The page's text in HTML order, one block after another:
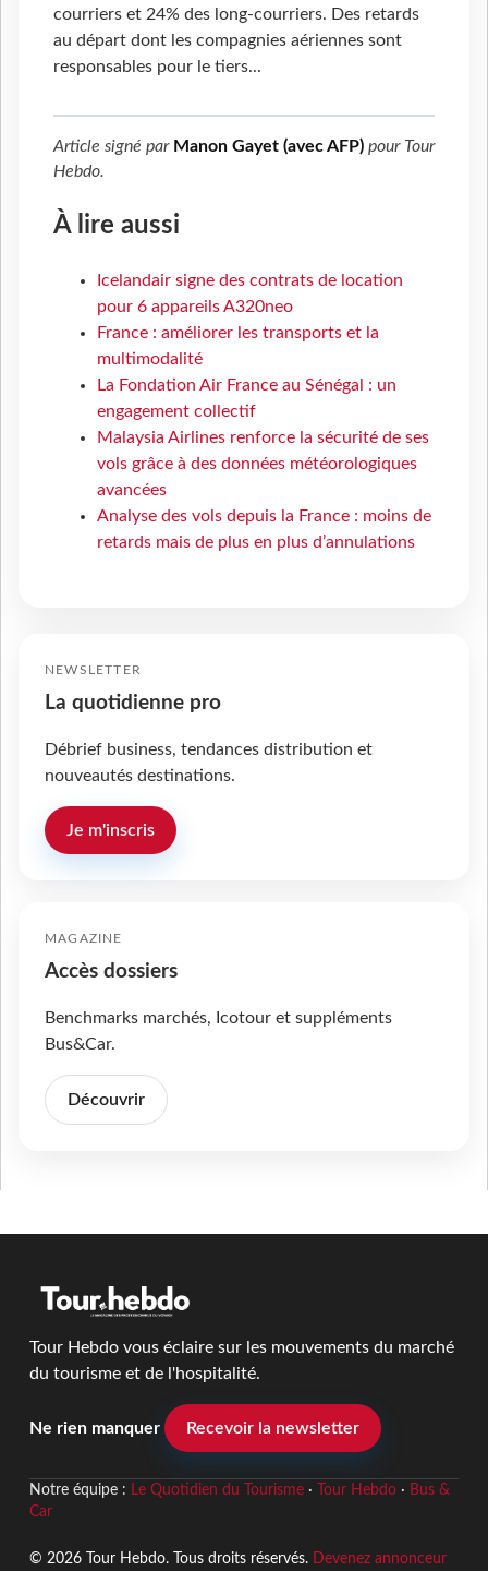
courriers et 24% des long-courriers. Des retards
au départ dont les compagnies aériennes sont
responsables pour le tiers...
Article signé par Manon Gayet (avec AFP) pour Tour
Hebdo.
À lire aussi
Icelandair signe des contrats de location
pour 6 appareils A320neo
France : améliorer les transports et la
multimodalité
La Fondation Air France au Sénégal : un
engagement collectif
Malaysia Airlines renforce la sécurité de ses
vols grâce à des données météorologiques
avancées
Analyse des vols depuis la France : moins de
retards mais de plus en plus d’annulations
NEWSLETTER
La quotidienne pro
Débrief business, tendances distribution et
nouveautés destinations.
Je m'inscris
MAGAZINE
Accès dossiers
Benchmarks marchés, Icotour et suppléments
Bus&Car.
Découvrir
Tour Hebdo vous éclaire sur les mouvements du marché
du tourisme et de l'hospitalité.
Ne rien manquer Recevoir la newsletter
Notre équipe : Le Quotidien du Tourisme· Tour Hebdo· Bus &
Car
© 2026 Tour Hebdo. Tous droits réservés. Devenez annonceur